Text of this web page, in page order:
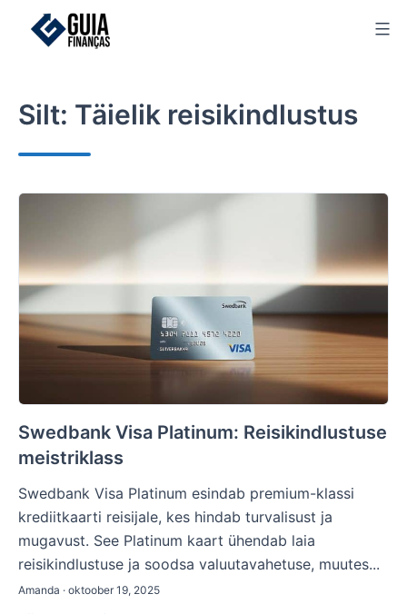
Silt: Täielik reisikindlustus
Swedbank Visa Platinum: Reisikindlustuse
meistriklass
Swedbank Visa Platinum esindab premium-klassi
krediitkaarti reisijale, kes hindab turvalisust ja
mugavust. See Platinum kaart ühendab laia
reisikindlustuse ja soodsa valuutavahetuse, muutes...
Amanda · oktoober 19, 2025